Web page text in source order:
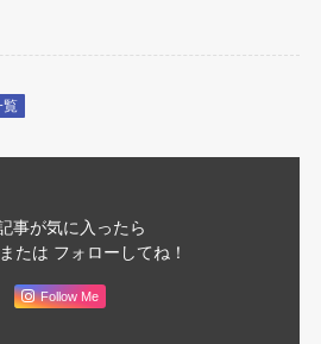
覧
事が気に入ったら
たは フォローしてね！
Follow Me